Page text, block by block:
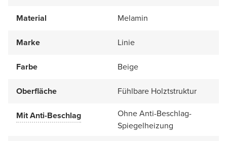
Material Melamin
Marke Linie
Farbe Beige
Oberfläche Fühlbare Holztstruktur
Mit Anti-Beschlag
Ohne Anti-Beschlag-
Spiegelheizung